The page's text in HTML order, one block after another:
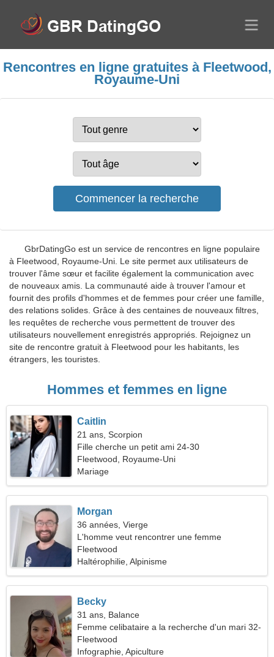
Rencontres en ligne gratuites à Fleetwood,
Royaume-Uni
GbrDatingGo est un service de rencontres en ligne populaire
à Fleetwood, Royaume-Uni. Le site permet aux utilisateurs de
trouver l'âme sœur et facilite également la communication avec
de nouveaux amis. La communauté aide à trouver l'amour et
fournit des profils d'hommes et de femmes pour créer une famille,
des relations solides. Grâce à des centaines de nouveaux filtres,
les requêtes de recherche vous permettent de trouver des
utilisateurs nouvellement enregistrés appropriés. Rejoignez un
site de rencontre gratuit à Fleetwood pour les habitants, les
étrangers, les touristes.
Hommes et femmes en ligne
Caitlin
21 ans, Scorpion
Fille cherche un petit ami 24-30
Fleetwood, Royaume-Uni
Mariage
Morgan
36 années, Vierge
L'homme veut rencontrer une femme
Fleetwood
Haltérophilie, Alpinisme
Becky
31 ans, Balance
Femme celibataire a la recherche d'un mari 32-
40
Fleetwood
Infographie, Apiculture